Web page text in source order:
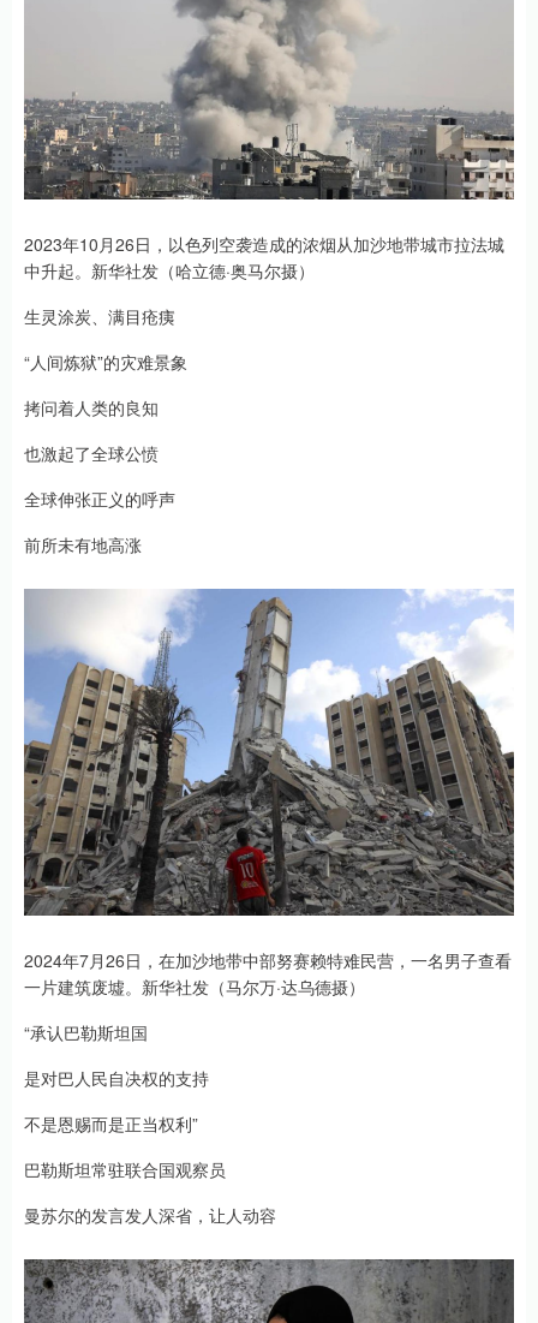
2023年10月26日，以色列空袭造成的浓烟从加沙地带城市拉法城
中升起。新华社发（哈立德·奥马尔摄）
生灵涂炭、满目疮痍
“人间炼狱”的灾难景象
拷问着人类的良知
也激起了全球公愤
全球伸张正义的呼声
前所未有地高涨
2024年7月26日，在加沙地带中部努赛赖特难民营，一名男子查看
一片建筑废墟。新华社发（马尔万·达乌德摄）
“承认巴勒斯坦国
是对巴人民自决权的支持
不是恩赐而是正当权利”
巴勒斯坦常驻联合国观察员
曼苏尔的发言发人深省，让人动容